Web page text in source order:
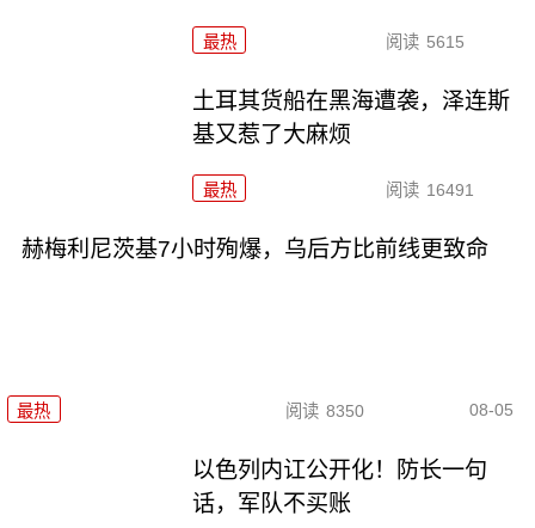
最热 阅读 5615
土耳其货船在黑海遭袭，泽连斯
基又惹了大麻烦
最热 阅读 16491
赫梅利尼茨基7小时殉爆，乌后方比前线更致命
最热 阅读 8350 08-05
以色列内讧公开化！防长一句
话，军队不买账